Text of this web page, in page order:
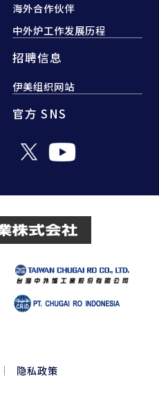
海外合作伙伴
中外炉工作发展历程
招聘信息
伊美组织网站
官方 SNS
隐私政策